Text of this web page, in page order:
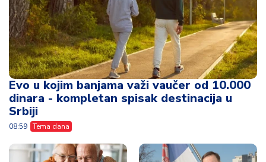
Evo u kojim banjama važi vaučer od 10.000
dinara - kompletan spisak destinacija u
Srbiji
08:59 Tema dana